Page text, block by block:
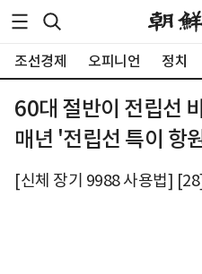
조선경제 오피니언 정치
60대 절반이 전립선
매년 '전립선 특이 항
[신체 장기 9988 사용법]